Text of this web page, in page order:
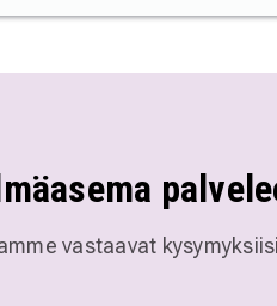
vastaavat